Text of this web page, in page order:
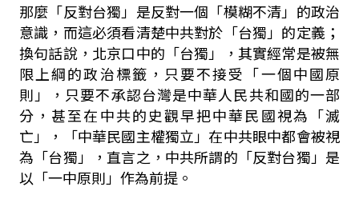
那麼「反對台獨」是反對一個「模糊不清」的政治
意識，而這必須看清楚中共對於「台獨」的定義；
換句話說，北京口中的「台獨」，其實經常是被無
限上綱的政治標籤，只要不接受「一個中國原
則」，只要不承認台灣是中華人民共和國的一部
分，甚至在中共的史觀早把中華民國視為「滅
亡」，「中華民國主權獨立」在中共眼中都會被視
為「台獨」，直言之，中共所謂的「反對台獨」是
以「一中原則」作為前提。